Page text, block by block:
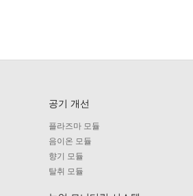
공기 개선
플라즈마 모듈
음이온 모듈
향기 모듈
탈취 모듈